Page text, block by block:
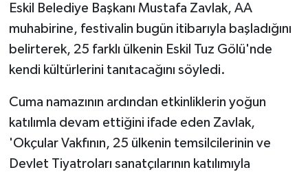
Eskil Belediye Başkanı Mustafa Zavlak, AA
muhabirine, festivalin bugün itibarıyla başladığını
belirterek, 25 farklı ülkenin Eskil Tuz Gölü'nde
kendi kültürlerini tanıtacağını söyledi.
Cuma namazının ardından etkinliklerin yoğun
katılımla devam ettiğini ifade eden Zavlak,
'Okçular Vakfının, 25 ülkenin temsilcilerinin ve
Devlet Tiyatroları sanatçılarının katılımıyla